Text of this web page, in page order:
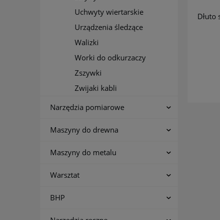
Uchwyty wiertarskie
Urządzenia śledzące
Walizki
Worki do odkurzaczy
Zszywki
Zwijaki kabli
Narzędzia pomiarowe
Maszyny do drewna
Maszyny do metalu
Warsztat
BHP
Dłuto